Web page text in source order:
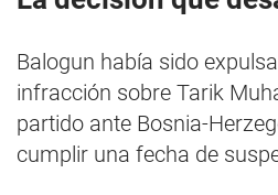
Balogun había sido
infracción sobre Tarik
partido ante Bosnia-
cumplir una fecha de